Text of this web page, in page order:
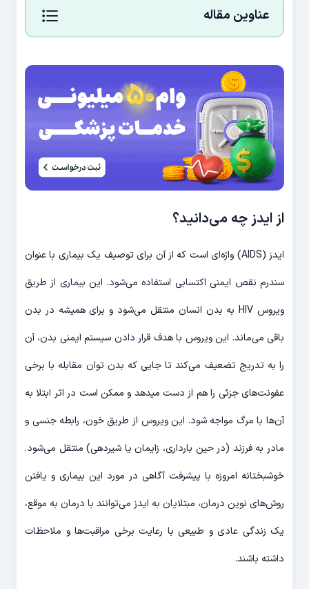
عناوین مقاله
از ایدز چه می‌دانید؟
ایدز (AIDS) واژه‌ای است که از آن برای توصیف یک بیماری با عنوان
سندرم نقص ایمنی اکتسابی استفاده می‌شود. این بیماری از طریق
ویروس HIV به بدن انسان منتقل می‌شود و برای همیشه در بدن
باقی می‌ماند. این ویروس با هدف قرار دادن سیستم ایمنی بدن، آن
را به تدریج تضعیف می‌کند تا جایی که بدن توان مقابله با برخی
عفونت‌های جزئی را هم از دست می‎دهد و ممکن است در اثر ابتلا به
آن‌ها با مرگ مواجه شود. این ویروس از طریق خون، رابطه جنسی و
مادر به فرزند (در حین بارداری، زایمان یا شیردهی) منتقل می‌شود.
خوشبختانه امروزه با پیشرفت آگاهی در مورد این بیماری و یافتن
روش‌های نوین درمان، مبتلایان به ایدز می‌توانند با درمان به موقع،
یک زندگی عادی و طبیعی با رعایت برخی مراقبت‌ها و ملاحظات
داشته باشند.